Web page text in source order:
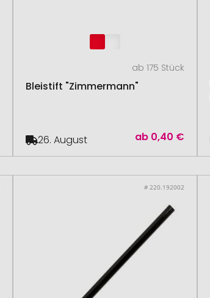
ab 175 Stück
Bleistift "Zimmermann"
ab 0,40 €
26. August
# 220.192002